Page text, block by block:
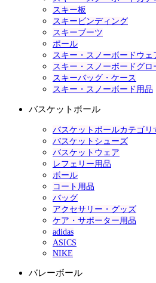
スキー板
スキービンディング
スキーブーツ
ポール
スキー・スノーボードウェ
スキー・スノーボードグロ
スキーバッグ・ケース
スキー・スノーボード用品
バスケットボール
バスケットボールカテゴリ
バスケットシューズ
バスケットウェア
レフェリー用品
ボール
コート用品
バッグ
アクセサリー・グッズ
ケア・サポーター用品
adidas
ASICS
NIKE
バレーボール